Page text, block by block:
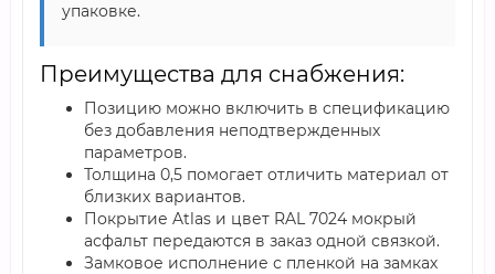
упаковке.
Преимущества для снабжения:
Позицию можно включить в спецификацию
без добавления неподтвержденных
параметров.
Толщина 0,5 помогает отличить материал от
близких вариантов.
Покрытие Atlas и цвет RAL 7024 мокрый
асфальт передаются в заказ одной связкой.
Замковое исполнение с пленкой на замках